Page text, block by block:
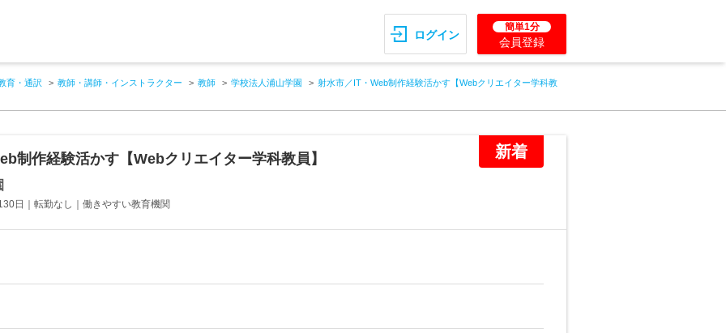
ログイン
簡単1分
会員登録
育・通訳 教師・講師・インストラクター 教師 学校法人浦山学園 射水市／IT・Web制作経験活かす【Webクリエイター学科教
新着
制作経験活かす【Webクリエイター学科教員】
日｜転勤なし｜働きやすい教育機関